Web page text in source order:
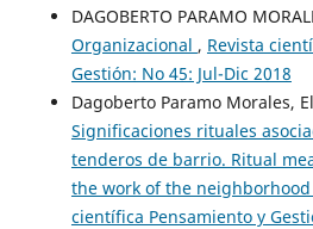
DAGOBERTO PARAMO
Organizacional , Revista
Gestión: No 45: Jul-Dic 2018
Dagoberto Paramo Morales,
Significaciones rituales
tenderos de barrio. Ritual
the work of the
científica Pensamiento y